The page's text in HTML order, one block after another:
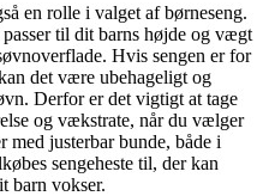
købe? Udsalg og sæsonrabatter
sikrer du dig den bedste pris
Hvad du skal se efter
brug af børnesengen
Forlæng din børnesengs
af fald og skader
en rolle i valget af børneseng.
til dit barns højde og vægt
Hvis sengen er for
det være ubehageligt og
Derfor er det vigtigt at tage
og vækstrate, når du vælger
med justerbar bunde, både i
sengeheste til, der kan
barn vokser.